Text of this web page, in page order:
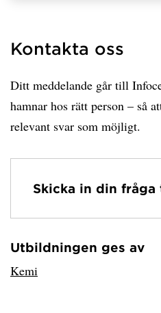
Kontakta oss
Ditt meddelande går till
hamnar hos rätt person – så
relevant svar som möjligt.
Skicka in din fråga
Har hämtat avsändare.
Utbildningen ges av
Kemi